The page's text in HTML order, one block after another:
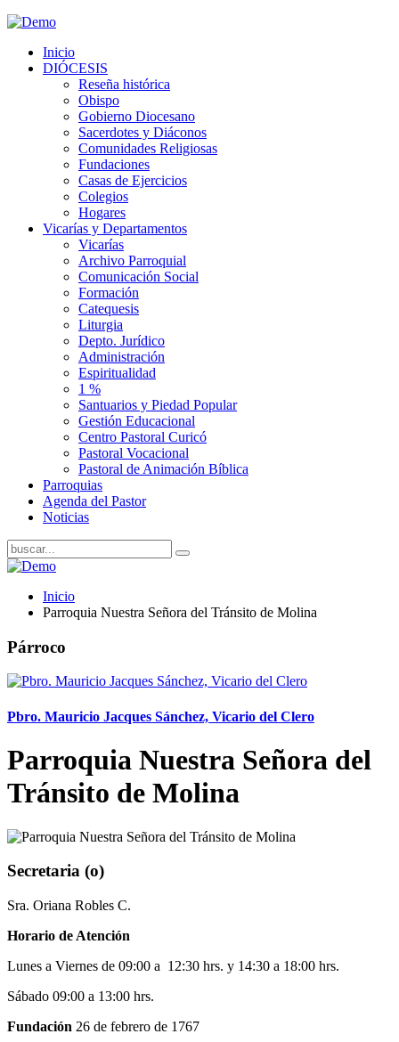
Inicio
DIÓCESIS
Reseña histórica
Obispo
Gobierno Diocesano
Sacerdotes y Diáconos
Comunidades Religiosas
Fundaciones
Casas de Ejercicios
Colegios
Hogares
Vicarías y Departamentos
Vicarías
Archivo Parroquial
Comunicación Social
Formación
Catequesis
Liturgia
Depto. Jurídico
Administración
Espiritualidad
1 %
Santuarios y Piedad Popular
Gestión Educacional
Centro Pastoral Curicó
Pastoral Vocacional
Pastoral de Animación Bíblica
Parroquias
Agenda del Pastor
Noticias
Inicio
Parroquia Nuestra Señora del Tránsito de Molina
Párroco
Pbro. Mauricio Jacques Sánchez, Vicario del Clero
Parroquia Nuestra Señora del
Tránsito de Molina
Secretaria (o)
Sra. Oriana Robles C.
Horario de Atención
Lunes a Viernes de 09:00 a 12:30 hrs. y 14:30 a 18:00 hrs.
Sábado 09:00 a 13:00 hrs.
Fundación 26 de febrero de 1767